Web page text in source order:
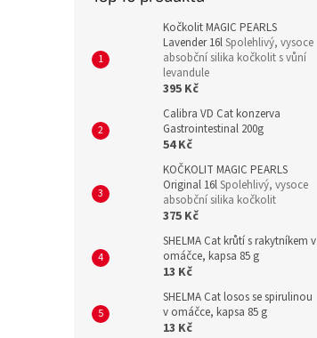
Kočkolit MAGIC PEARLS
Lavender 16lSpolehlivý, vysoce
absobční silika kočkolit s vůní
levandule
395 Kč
Calibra VD Cat konzerva
Gastrointestinal 200g
54 Kč
KOČKOLIT MAGIC PEARLS
Original 16lSpolehlivý, vysoce
absobční silika kočkolit
375 Kč
SHELMA Cat krůtí s rakytníkem v
omáčce, kapsa 85 g
13 Kč
SHELMA Cat losos se spirulinou
v omáčce, kapsa 85 g
13 Kč